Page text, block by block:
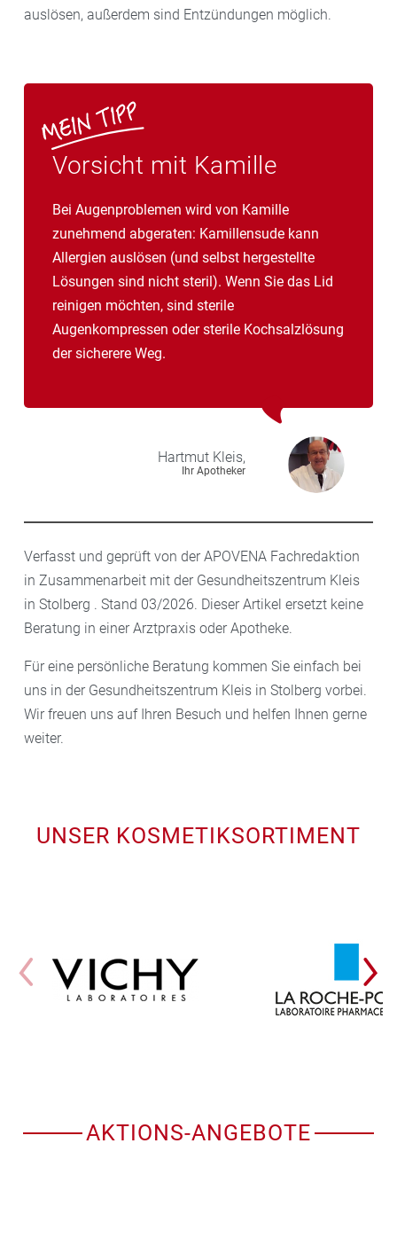
auslösen, außerdem sind Entzündungen möglich.
Vorsicht mit Kamille
Bei Augenproblemen wird von Kamille
zunehmend abgeraten: Kamillensude kann
Allergien auslösen (und selbst hergestellte
Lösungen sind nicht steril). Wenn Sie das Lid
reinigen möchten, sind sterile
Augenkompressen oder sterile Kochsalzlösung
der sicherere Weg.
Hartmut Kleis,
Ihr Apotheker
Verfasst und geprüft von der APOVENA Fachredaktion
in Zusammenarbeit mit der Gesundheitszentrum Kleis
in Stolberg . Stand 03/2026. Dieser Artikel ersetzt keine
Beratung in einer Arztpraxis oder Apotheke.
Für eine persönliche Beratung kommen Sie einfach bei
uns in der Gesundheitszentrum Kleis in Stolberg vorbei.
Wir freuen uns auf Ihren Besuch und helfen Ihnen gerne
weiter.
UNSER KOSMETIKSORTIMENT
AKTIONS-ANGEBOTE